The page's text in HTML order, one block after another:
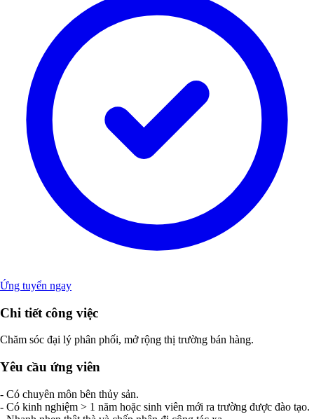
Ứng tuyển ngay
Chi tiết công việc
Chăm sóc đại lý phân phối, mở rộng thị trường bán hàng.
Yêu cầu ứng viên
- Có chuyên môn bên thủy sản.
- Có kinh nghiệm > 1 năm hoặc sinh viên mới ra trường được đào tạo.